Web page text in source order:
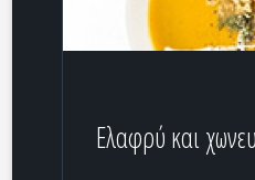
Ελαφρύ και